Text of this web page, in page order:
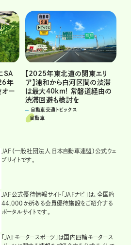
SA
年
オー
【2025年東北道の関東エリ
ア】浦和から白河区間の渋滞
は最大40km! 常磐道経由の
渋滞回避も検討を
自動車交通トピックス
自動車
JAF（一般社団法人 日本自動車連盟）公式ウェ
ブサイトです。
JAF公式優待情報サイト「JAFナビ」は、全国約
44,000か所ある会員優待施設をご紹介する
ポータルサイトです。
「JAFモータースポーツ」は国内四輪モータース